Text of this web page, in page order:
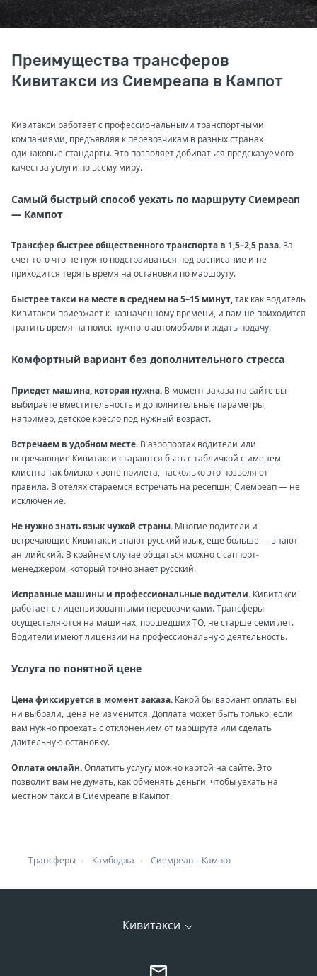
Преимущества трансферов
Кивитакси из Сиемреапа в Кампот
Кивитакси работает с профессиональными транспортными
компаниями, предъявляя к перевозчикам в разных странах
одинаковые стандарты. Это позволяет добиваться предсказуемого
качества услуги по всему миру.
Самый быстрый способ уехать по маршруту Сиемреап
— Кампот
Трансфер быстрее общественного транспорта в 1,5–2,5 раза.За
счет того что не нужно подстраиваться под расписание и не
приходится терять время на остановки по маршруту.
Быстрее такси на месте в среднем на 5–15 минут,так как водитель
Кивитакси приезжает к назначенному времени, и вам не приходится
тратить время на поиск нужного автомобиля и ждать подачу.
Комфортный вариант без дополнительного стресса
Приедет машина, которая нужна. В момент заказа на сайте вы
выбираете вместительность и дополнительные параметры,
например, детское кресло под нужный возраст.
Встречаем в удобном месте. В аэропортах водители или
встречающие Кивитакси стараются быть с табличкой с именем
клиента так близко к зоне прилета, насколько это позволяют
правила. В отелях стараемся встречать на ресепшн; Сиемреап — не
исключение.
Не нужно знать язык чужой страны. Многие водители и
встречающие Кивитакси знают русский язык, еще больше — знают
английский. В крайнем случае общаться можно с саппорт-
менеджером, который точно знает русский.
Исправные машины и профессиональные водители. Кивитакси
работает с лицензированными перевозчиками. Трансферы
осуществляются на машинах, прошедших ТО, не старше семи лет.
Водители имеют лицензии на профессиональную деятельность.
Услуга по понятной цене
Цена фиксируется в момент заказа. Какой бы вариант оплаты вы
ни выбрали, цена не изменится. Доплата может быть только, если
вам нужно проехать с отклонением от маршрута или сделать
длительную остановку.
Оплата онлайн.Оплатить услугу можно картой на сайте. Это
позволит вам не думать, как обменять деньги, чтобы уехать на
местном такси в Сиемреапе в Кампот.
Трансферы Камбоджа Сиемреап– Кампот
Кивитакси